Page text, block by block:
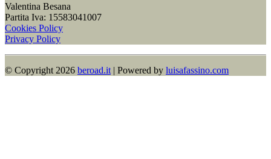
Valentina Besana
Partita Iva: 15583041007
Cookies Policy
Privacy Policy
© Copyright 2026​ beroad.it | Powered by luisafassino.com